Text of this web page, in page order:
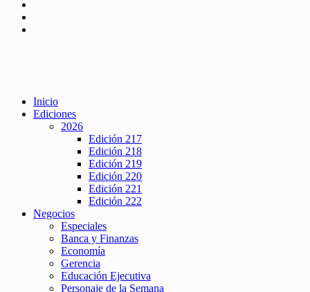
Inicio
Ediciones
2026
Edición 217
Edición 218
Edición 219
Edición 220
Edición 221
Edición 222
Negocios
Especiales
Banca y Finanzas
Economía
Gerencia
Educación Ejecutiva
Personaje de la Semana